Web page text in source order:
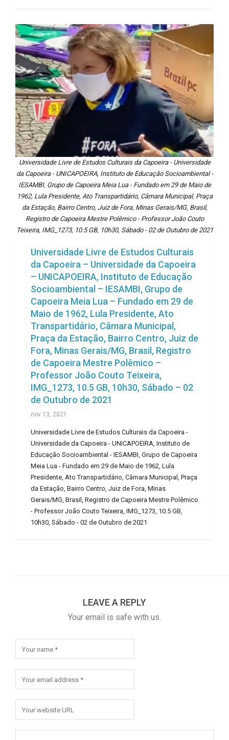
Universidade Livre de Estudos Culturais da Capoeira - Universidade
da Capoeira - UNICAPOEIRA, Instituto de Educação Socioambiental -
IESAMBI, Grupo de Capoeira Meia Lua - Fundado em 29 de Maio de
1962, Lula Presidente, Ato Transpartidário, Câmara Municipal, Praça
da Estação, Bairro Centro, Juiz de Fora, Minas Gerais/MG, Brasil,
Registro de Capoeira Mestre Polêmico - Professor João Couto
Teixeira, IMG_1273, 10.5 GB, 10h30, Sábado - 02 de Outubro de 2021
Universidade Livre de Estudos Culturais
da Capoeira – Universidade da Capoeira
– UNICAPOEIRA, Instituto de Educação
Socioambiental – IESAMBI, Grupo de
Capoeira Meia Lua – Fundado em 29 de
Maio de 1962, Lula Presidente, Ato
Transpartidário, Câmara Municipal,
Praça da Estação, Bairro Centro, Juiz de
Fora, Minas Gerais/MG, Brasil, Registro
de Capoeira Mestre Polêmico –
Professor João Couto Teixeira,
IMG_1273, 10.5 GB, 10h30, Sábado – 02
de Outubro de 2021
nov 13, 2021
Universidade Livre de Estudos Culturais da Capoeira -
Universidade da Capoeira - UNICAPOEIRA, Instituto de
Educação Socioambiental - IESAMBI, Grupo de Capoeira
Meia Lua - Fundado em 29 de Maio de 1962, Lula
Presidente, Ato Transpartidário, Câmara Municipal, Praça
da Estação, Bairro Centro, Juiz de Fora, Minas
Gerais/MG, Brasil, Registro de Capoeira Mestre Polêmico
- Professor João Couto Teixeira, IMG_1273, 10.5 GB,
10h30, Sábado - 02 de Outubro de 2021
LEAVE A REPLY
Your email is safe with us.